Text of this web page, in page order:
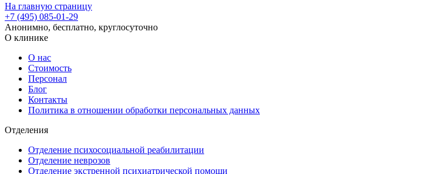
На главную страницу
+7 (495) 085-01-29
Анонимно, бесплатно, круглосуточно
О клинике
О нас
Стоимость
Персонал
Блог
Контакты
Политика в отношении обработки персональных данных
Отделения
Отделение психосоциальной реабилитации
Отделение неврозов
Отделение экстренной психиатрической помощи